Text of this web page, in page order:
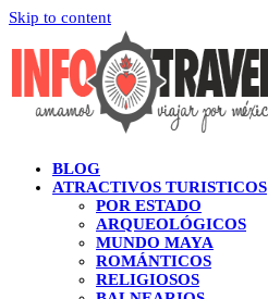
Skip to content
BLOG
ATRACTIVOS TURISTICOS
POR ESTADO
ARQUEOLÓGICOS
MUNDO MAYA
ROMÁNTICOS
RELIGIOSOS